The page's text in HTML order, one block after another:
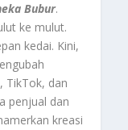
Bubur.
ke mulut.
kedai. Kini,
TikTok, dan
penjual dan
kreasi